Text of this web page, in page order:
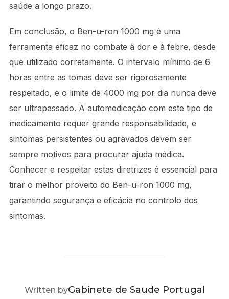
saúde a longo prazo.
Em conclusão, o Ben-u-ron 1000 mg é uma
ferramenta eficaz no combate à dor e à febre, desde
que utilizado corretamente. O intervalo mínimo de 6
horas entre as tomas deve ser rigorosamente
respeitado, e o limite de 4000 mg por dia nunca deve
ser ultrapassado. A automedicação com este tipo de
medicamento requer grande responsabilidade, e
sintomas persistentes ou agravados devem ser
sempre motivos para procurar ajuda médica.
Conhecer e respeitar estas diretrizes é essencial para
tirar o melhor proveito do Ben-u-ron 1000 mg,
garantindo segurança e eficácia no controlo dos
sintomas.
POST AUTHOR
Written byGabinete de Saude Portugal